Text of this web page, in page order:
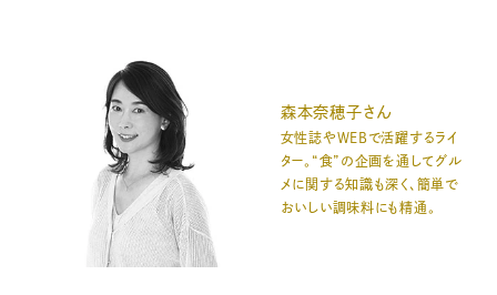
森本奈穂子さん
女性誌やWEBで活躍するライ
ター。“食”の企画を通してグル
メに関する知識も深く、簡単で
おいしい調味料にも精通。